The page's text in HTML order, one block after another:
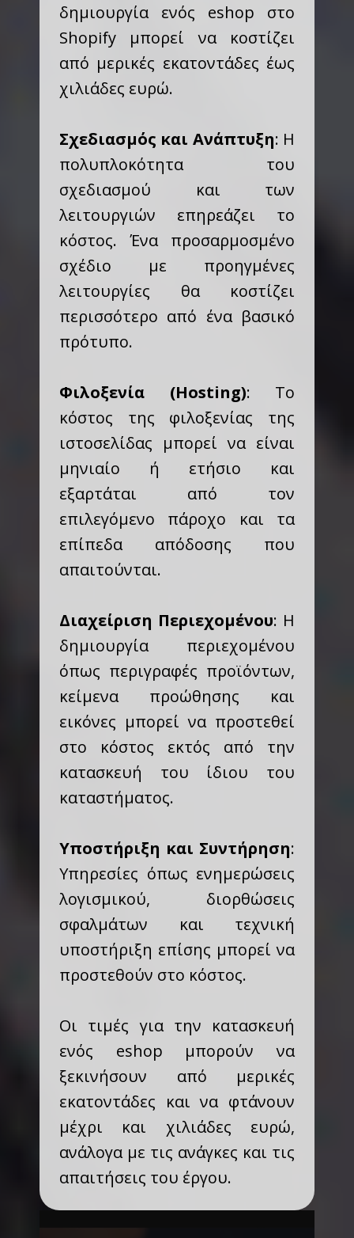
δημιουργία ενός eshop στο
Shopify μπορεί να κοστίζει
από μερικές εκατοντάδες έως
χιλιάδες ευρώ.
Σχεδιασμός και Ανάπτυξη: Η
πολυπλοκότητα του
σχεδιασμού και των
λειτουργιών επηρεάζει το
κόστος. Ένα προσαρμοσμένο
σχέδιο με προηγμένες
λειτουργίες θα κοστίζει
περισσότερο από ένα βασικό
πρότυπο.
Φιλοξενία (Hosting): Το
κόστος της φιλοξενίας της
ιστοσελίδας μπορεί να είναι
μηνιαίο ή ετήσιο και
εξαρτάται από τον
επιλεγόμενο πάροχο και τα
επίπεδα απόδοσης που
απαιτούνται.
Διαχείριση Περιεχομένου: Η
δημιουργία περιεχομένου
όπως περιγραφές προϊόντων,
κείμενα προώθησης και
εικόνες μπορεί να προστεθεί
στο κόστος εκτός από την
κατασκευή του ίδιου του
καταστήματος.
Υποστήριξη και Συντήρηση:
Υπηρεσίες όπως ενημερώσεις
λογισμικού, διορθώσεις
σφαλμάτων και τεχνική
υποστήριξη επίσης μπορεί να
προστεθούν στο κόστος.
Οι τιμές για την κατασκευή
ενός eshop μπορούν να
ξεκινήσουν από μερικές
εκατοντάδες και να φτάνουν
μέχρι και χιλιάδες ευρώ,
ανάλογα με τις ανάγκες και τις
απαιτήσεις του έργου.